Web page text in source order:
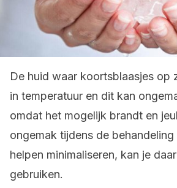
De huid waar koortsblaasjes op
in temperatuur en dit kan
omdat het mogelijk brandt en
ongemak tijdens de
helpen minimaliseren, kan je
gebruiken.